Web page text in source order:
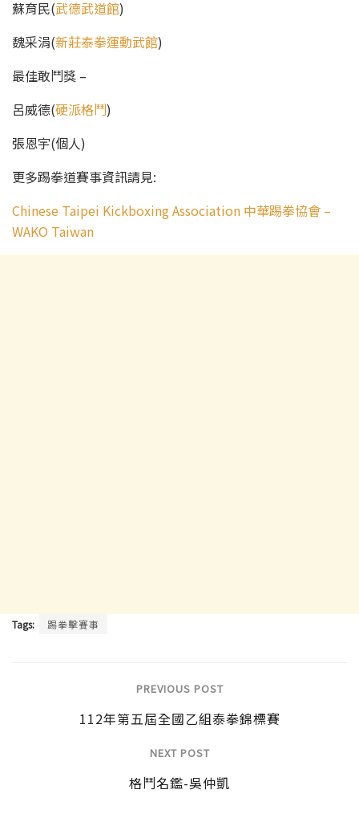
蘇育民(武德武道館)
魏采涓(新莊泰拳運動武館)
­最佳敢鬥獎 –
呂威德(硬派格鬥)
張恩宇(個人)
更多踢拳道賽事資訊請見:
Chinese Taipei Kickboxing Association 中華踢拳協會 –
WAKO Taiwan
Tags: 踢拳擊賽事
PREVIOUS POST
112年第五屆全國乙組泰拳錦標賽
NEXT POST
格鬥名鑑-吳仲凱